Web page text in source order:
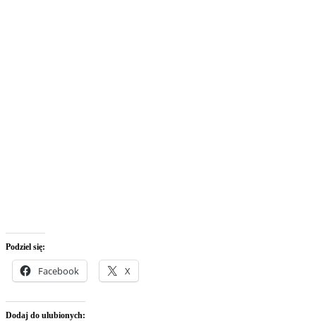
Podziel się:
Facebook X
Dodaj do ulubionych: